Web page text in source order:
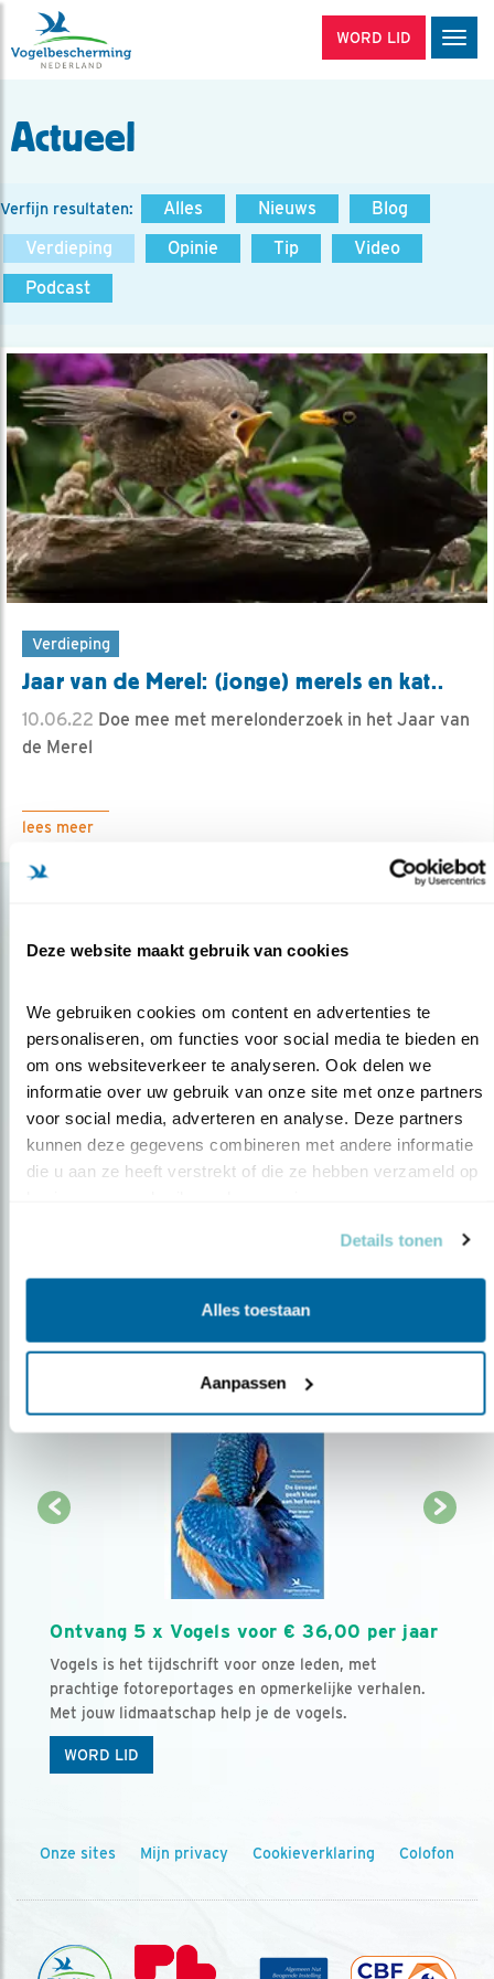
Deze website maakt gebruik van cookies
We gebruiken cookies om content en advertenties te
personaliseren, om functies voor social media te bieden en
om ons websiteverkeer te analyseren. Ook delen we
informatie over uw gebruik van onze site met onze partners
voor social media, adverteren en analyse. Deze partners
kunnen deze gegevens combineren met andere informatie
die u aan ze heeft verstrekt of die ze hebben verzameld op
Details tonen
Alles toestaan
Aanpassen
WORD LID
Actueel
Verfijn resultaten: Alles Nieuws
Blog
Verdieping
Opinie Tip
Video
Podcast
Verdieping
Jaar van de Merel: (jonge) merels en kat..
10.06.22 Doe mee met merelonderzoek in het Jaar van
de Merel
lees meer
Op de hoogte blijven?
Meld je aan en ontvang nieuws, inspiratie, acties en tips
over vogels en activiteiten van Vogelbescherming.
AANMELDEN VOGELNIEUWS
Ontvang 5 x Vogels voor € 36,00 per jaar
Vogels is het tijdschrift voor onze leden, met
prachtige fotoreportages en opmerkelijke verhalen.
Met jouw lidmaatschap help je de vogels.
WORD LID
Onze sites Mijn privacy Cookieverklaring Colofon